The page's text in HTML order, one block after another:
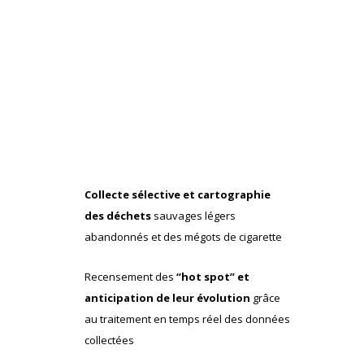
Collecte sélective et cartographie
des déchetssauvages légers
abandonnés et des mégots de cigarette
Recensement des“hot spot” et
anticipation de leur évolutiongrâce
au traitement en temps réel des données
collectées